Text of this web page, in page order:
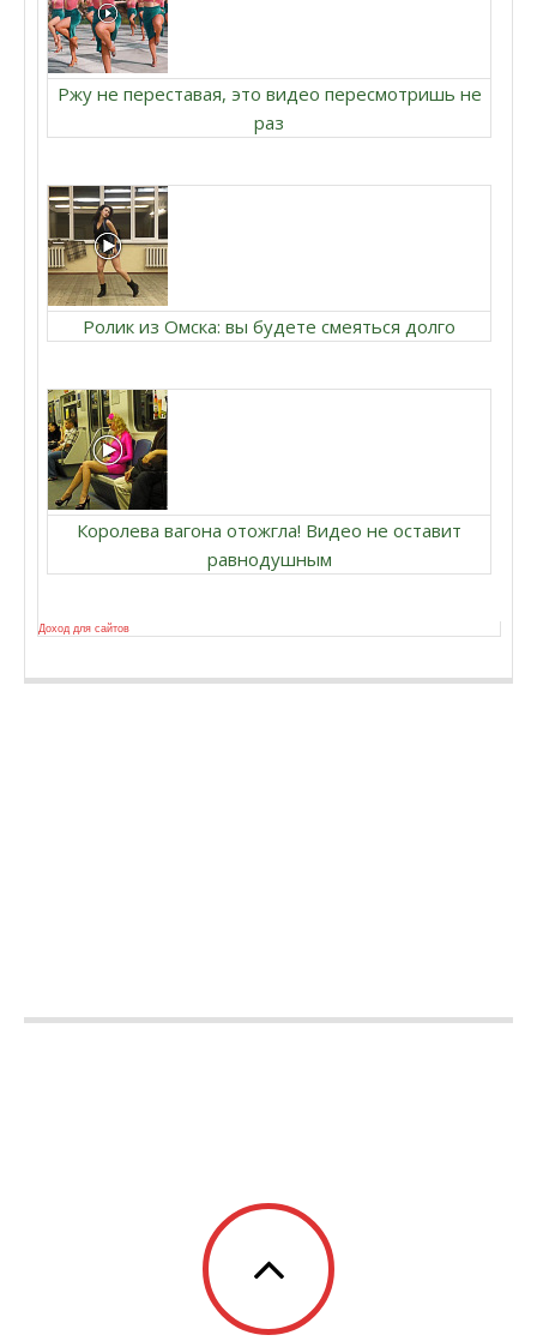
Ржу не переставая, это видео пересмотришь не
раз
Ролик из Омска: вы будете смеяться долго
Королева вагона отожгла! Видео не оставит
равнодушным
Доход для сайтов